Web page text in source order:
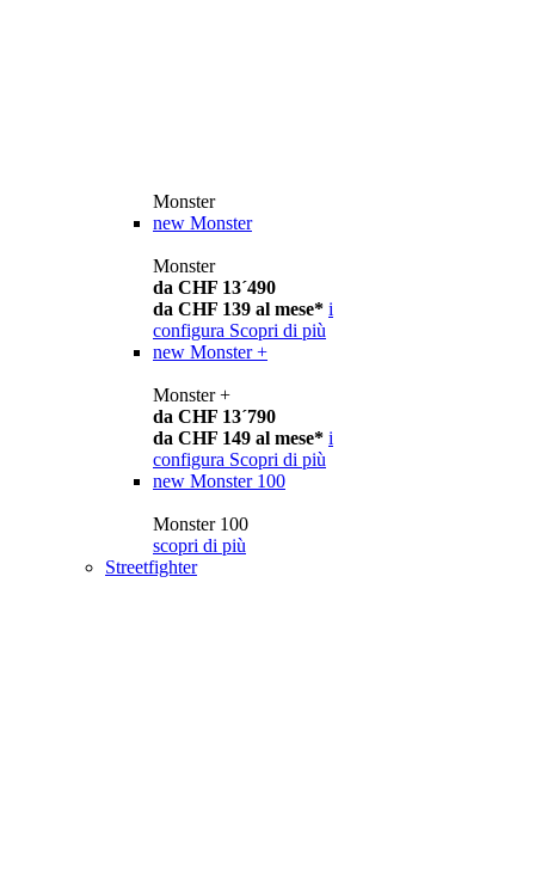
Monster
new Monster
Monster
da CHF 13´490
da CHF 139 al mese* i
configura Scopri di più
new Monster +
Monster +
da CHF 13´790
da CHF 149 al mese* i
configura Scopri di più
new Monster 100
Monster 100
scopri di più
Streetfighter